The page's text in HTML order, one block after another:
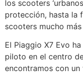
los scooters
protección, hasta la
scooters mucho
El Piaggio X7 Evo
piloto en el centro
encontramos con